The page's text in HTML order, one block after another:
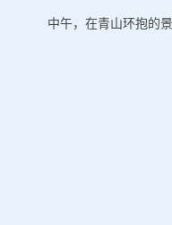
中午，在青山环抱的